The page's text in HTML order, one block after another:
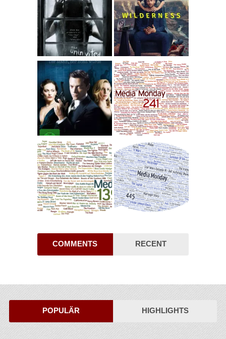
COMMENTS RECENT
POPULÄR HIGHLIGHTS